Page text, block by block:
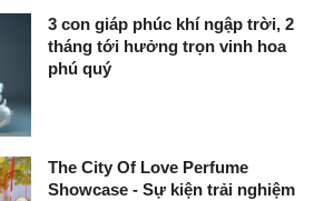
3 con giáp phúc khí ngập trời, 2
tháng tới hưởng trọn vinh hoa
phú quý
The City Of Love Perfume
Showcase - Sự kiện trải nghiệm